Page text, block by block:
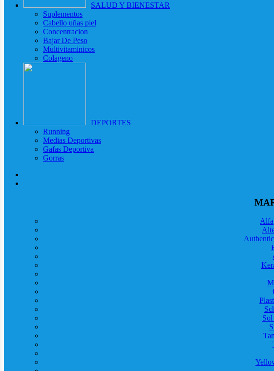
SALUD Y BIENESTAR
Suplementos
Cabello uñas piel
Concentracion
Bajar De Peso
Multivitaminicos
Colageno
DEPORTES
Running
Medias Deportivas
Gafas Deportiva
Gorras